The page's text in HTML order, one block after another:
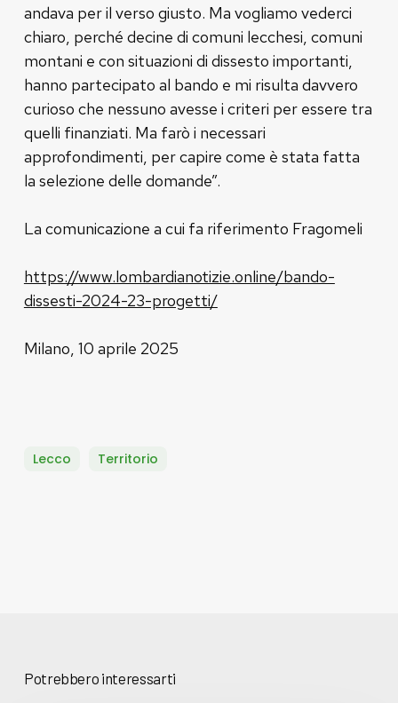
andava per il verso giusto. Ma vogliamo vederci
chiaro, perché decine di comuni lecchesi, comuni
montani e con situazioni di dissesto importanti,
hanno partecipato al bando e mi risulta davvero
curioso che nessuno avesse i criteri per essere tra
quelli finanziati. Ma farò i necessari
approfondimenti, per capire come è stata fatta
la selezione delle domande”.
La comunicazione a cui fa riferimento Fragomeli
https://www.lombardianotizie.online/bando-
dissesti-2024-23-progetti/
Milano, 10 aprile 2025
Lecco Territorio
Potrebbero interessarti